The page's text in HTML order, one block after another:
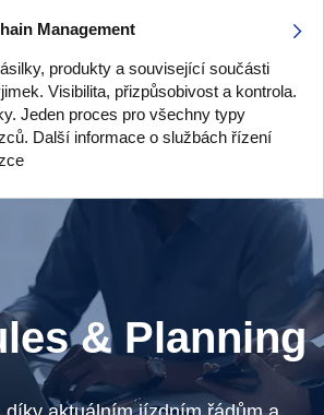
Management
produkty a související součásti
Visibilita, přizpůsobivost a kontrola.
Jeden proces pro všechny typy
Další informace o službách řízení
& Planning